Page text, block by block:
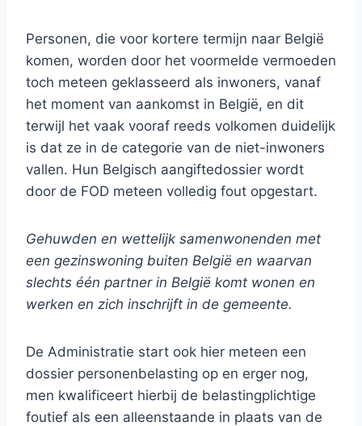
Personen, die voor kortere termijn naar België
komen, worden door het voormelde vermoeden
toch meteen geklasseerd als inwoners, vanaf
het moment van aankomst in België, en dit
terwijl het vaak vooraf reeds volkomen duidelijk
is dat ze in de categorie van de niet-inwoners
vallen. Hun Belgisch aangiftedossier wordt
door de FOD meteen volledig fout opgestart.
Gehuwden en wettelijk samenwonenden met
een gezinswoning buiten België en waarvan
slechts één partner in België komt wonen en
werken en zich inschrijft in de gemeente.
De Administratie start ook hier meteen een
dossier personenbelasting op en erger nog,
men kwalificeert hierbij de belastingplichtige
foutief als een alleenstaande in plaats van de